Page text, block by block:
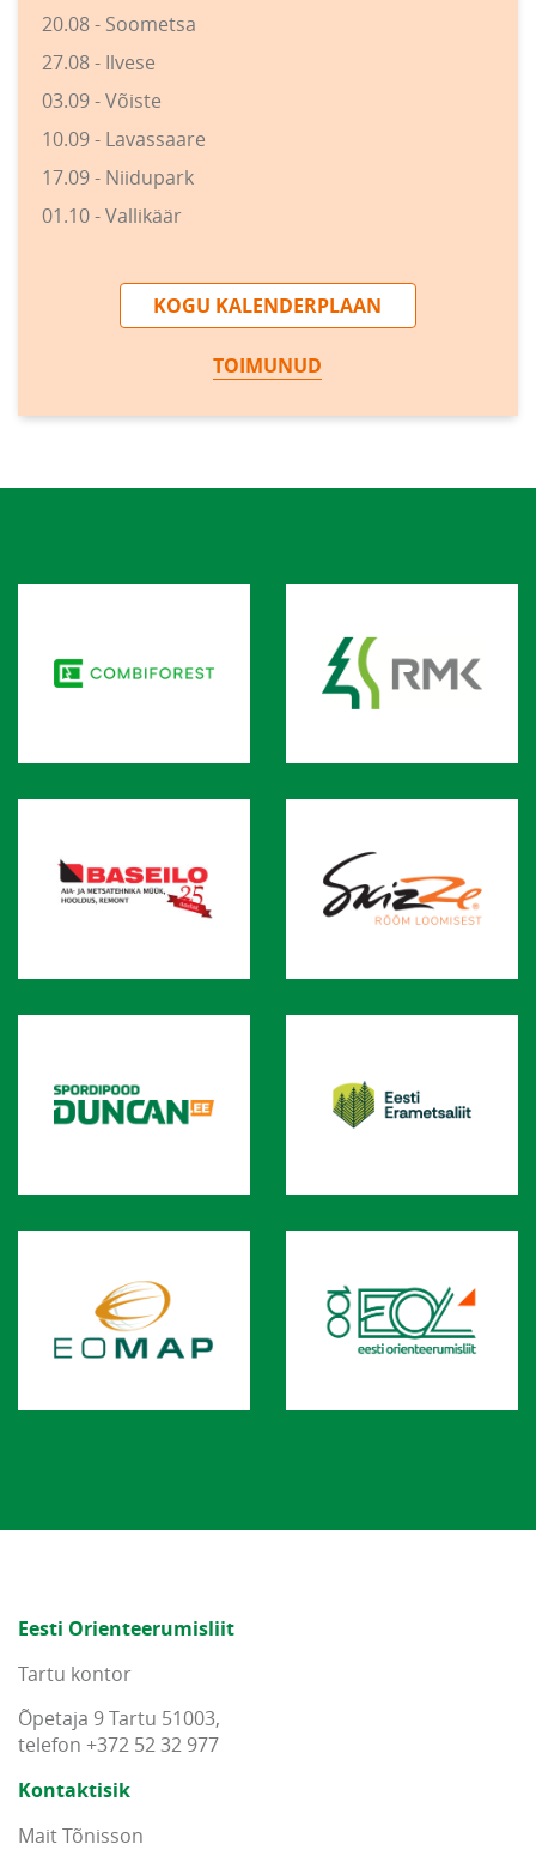
20.08 - Soometsa
27.08 - Ilvese
03.09 - Võiste
10.09 - Lavassaare
17.09 - Niidupark
01.10 - Vallikäär
KOGU KALENDERPLAAN
TOIMUNUD
Eesti Orienteerumisliit
Tartu kontor
Õpetaja 9 Tartu 51003,
telefon +372 52 32 977
Kontaktisik
Mait Tõnisson